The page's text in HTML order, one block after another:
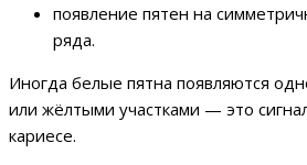
появление пятен на
ряда.
Иногда белые пятна появляются
или жёлтыми участками — это
кариесе.